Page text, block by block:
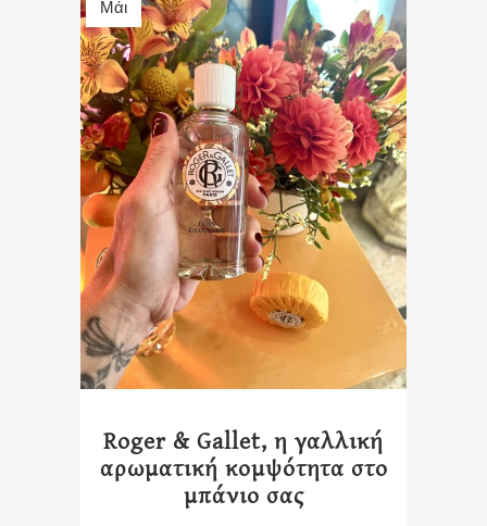
Μάι
Roger & Gallet, η γαλλική
αρωματική κομψότητα στο
μπάνιο σας